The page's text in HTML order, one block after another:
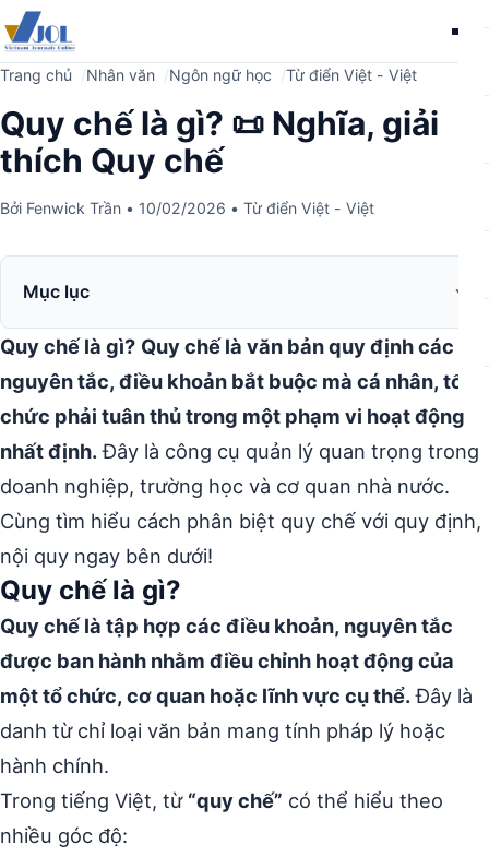
Trang chủ Nhân văn Ngôn ngữ học Từ điển Việt - Việt
Quy chế là gì? 📜 Nghĩa, giải
thích Quy chế
Bởi Fenwick Trần • 10/02/2026 • Từ điển Việt - Việt
Mục lục
Quy chế là gì? Quy chế là văn bản quy định các
nguyên tắc, điều khoản bắt buộc mà cá nhân, tổ
chức phải tuân thủ trong một phạm vi hoạt động
nhất định.Đây là công cụ quản lý quan trọng trong
doanh nghiệp, trường học và cơ quan nhà nước.
Cùng tìm hiểu cách phân biệt quy chế với quy định,
nội quy ngay bên dưới!
Quy chế là gì?
Quy chế là tập hợp các điều khoản, nguyên tắc
được ban hành nhằm điều chỉnh hoạt động của
một tổ chức, cơ quan hoặc lĩnh vực cụ thể.Đây là
danh từ chỉ loại văn bản mang tính pháp lý hoặc
hành chính.
Trong tiếng Việt, từ “quy chế” có thể hiểu theo
nhiều góc độ: